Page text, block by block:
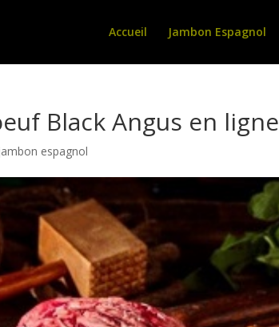
Accueil Jambon Espagnol
Black Angus en ligne
espagnol